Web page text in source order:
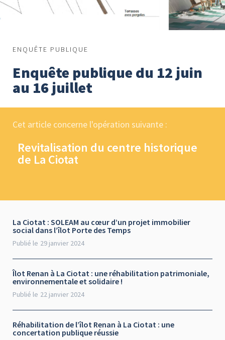
ENQUÊTE PUBLIQUE
Enquête publique du 12 juin
au 16 juillet
Cet article concerne l'opération suivante :
Revitalisation du centre historique
de La Ciotat
La Ciotat : SOLEAM au cœur d’un projet immobilier
social dans l’îlot Porte des Temps
Publié le 29 janvier 2024
Îlot Renan à La Ciotat : une réhabilitation patrimoniale,
environnementale et solidaire !
Publié le 22 janvier 2024
Réhabilitation de l’îlot Renan à La Ciotat : une
concertation publique réussie